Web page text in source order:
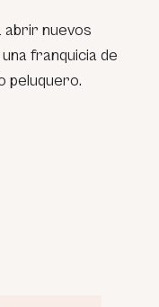
abrir nuevos
franquicia de
peluquero.